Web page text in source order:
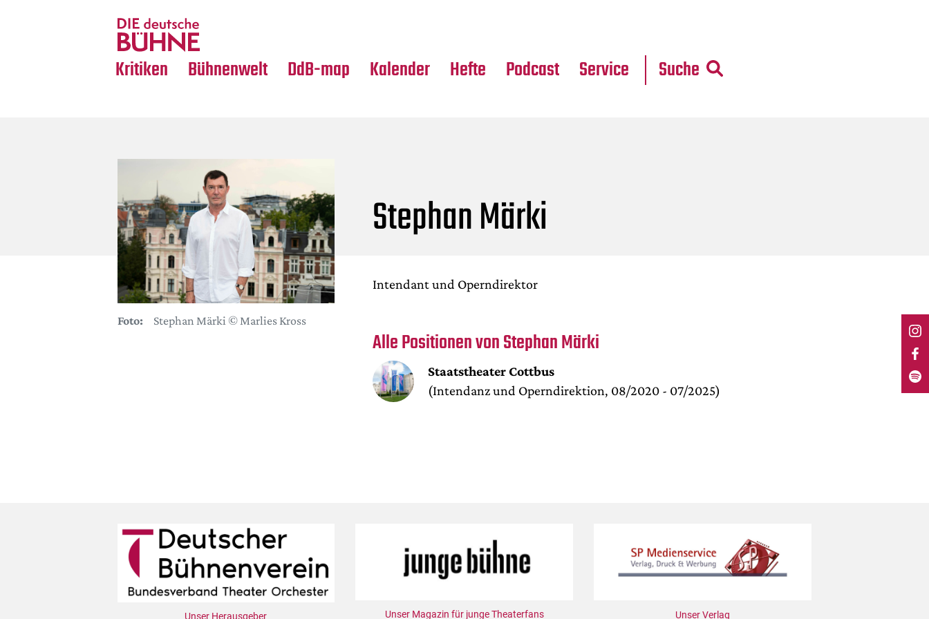
Kritiken
Crossover
Bühnenwelt
Medientipps
DdB-map Kalender Hefte Podcast Service Suche
Foto: Stephan Märki © Marlies Kross
Stephan Märki
Intendant und Operndirektor
Alle Positionen von Stephan Märki
Staatstheater Cottbus
(Intendanz und Operndirektion, 08/2020 - 07/2025)
Unser Herausgeber Unser Magazin für junge Theaterfans Unser Verlag